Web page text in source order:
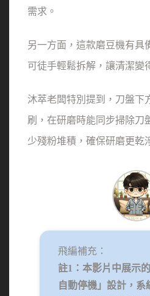
需求。
另一方面，這款磨豆機有具
可徒手輕鬆拆解，讓清潔變
沐萃老闆特別提到，刀盤下
刷，在研磨時能同步掃除刀
少殘粉堆積，確保研磨更乾
飛編補充：
註1：本影片中展示
自動停機」設計，系